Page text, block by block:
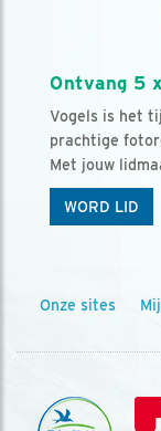
Ontvang 5
Vogels is het
prachtige
Met jouw
WORD LID
Onze sites